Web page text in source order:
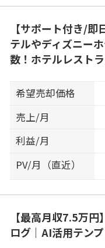
【サポート付き/
テルやディズニー
数！ホテルレスト
希望売却価格
売上/月
利益/月
PV/月（直近）
【最高月収7.5万
ログ｜AI活用テン